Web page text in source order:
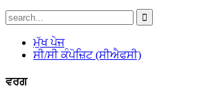
ਮੁੱਖ ਪੇਜ
ਸੀ/ਸੀ ਕੰਪੋਜ਼ਿਟ (ਸੀਐਫਸੀ)
ਵਰਗ